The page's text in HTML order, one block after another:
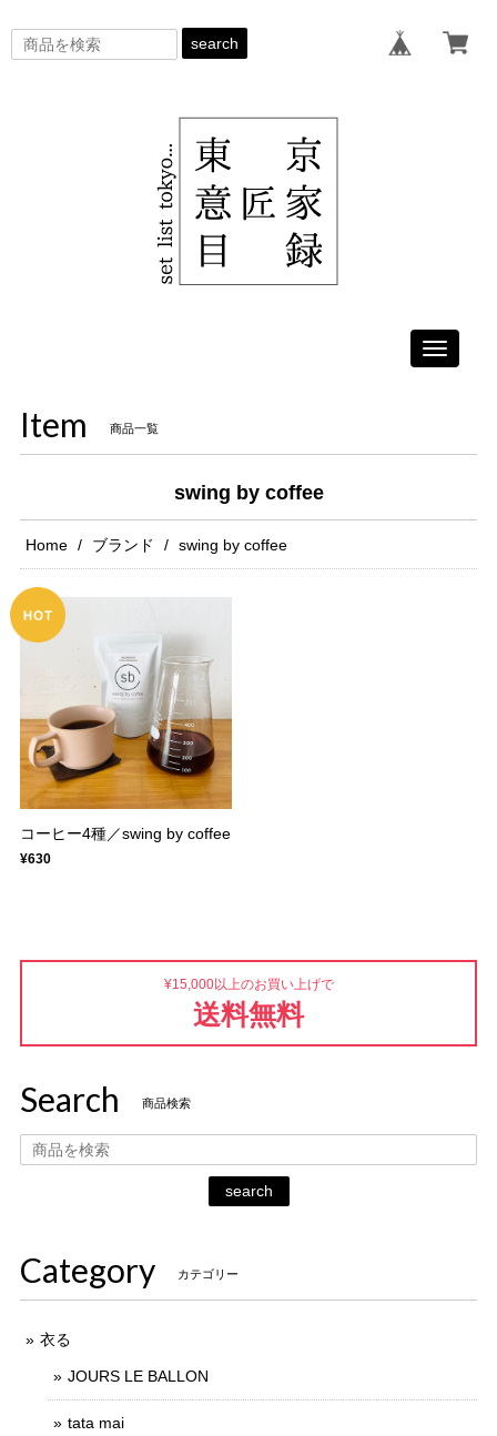
search
Toggle
Item 商品一覧
swing by coffee
Home ブランド swing by coffee
コーヒー4種／swing by coffee
¥630
¥15,000以上のお買い上げで
送料無料
Search 商品検索
search
Category カテゴリー
衣る
JOURS LE BALLON
tata mai